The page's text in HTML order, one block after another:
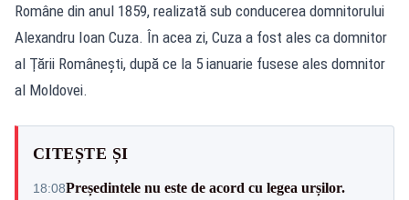
Române din anul 1859, realizată sub conducerea domnitorului
Alexandru Ioan Cuza. În acea zi, Cuza a fost ales ca domnitor
al Ţării Româneşti, după ce la 5 ianuarie fusese ales domnitor
al Moldovei.
CITEȘTE ȘI
18:08Președintele nu este de acord cu legea urșilor.